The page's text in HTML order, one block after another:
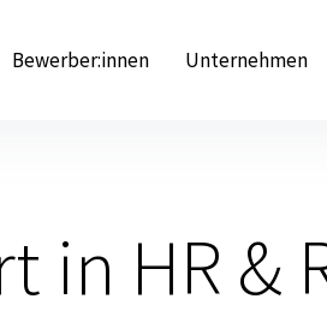
Bewerber:innen Unternehmen
in HR &